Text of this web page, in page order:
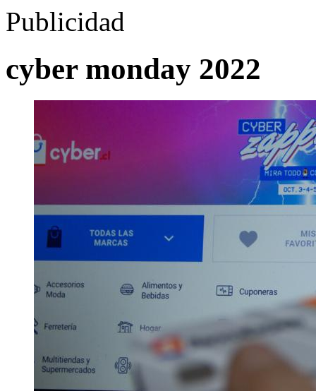
Publicidad
cyber monday 2022